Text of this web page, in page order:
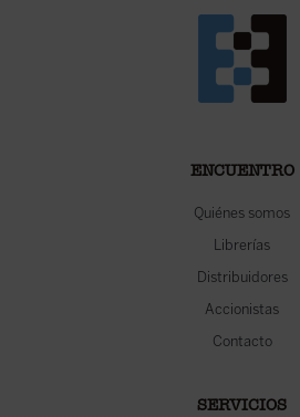
ENCUENTRO
Quiénes somos
Librerías
Distribuidores
Accionistas
Contacto
SERVICIOS